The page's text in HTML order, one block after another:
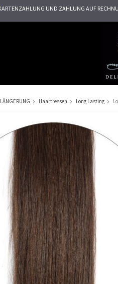
UND ZAHLUNG AUF
Haartressen Long Lasting